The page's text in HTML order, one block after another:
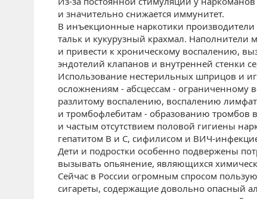
и значительно снижается иммунитет.
В инъекционные наркотики
тальк и кукурузный крахмал. Наполнители
и привести к хроническому воспалению,
эндотелий клапанов и внутренней стенки
Использование нестерильных шприцов и
осложнениям - абсцессам - ограниченному
разлитому воспалению, воспалению
и тромбофлебитам - образованию
и частым отсутствием половой гигиены
гепатитом В и С, сифилисом и ВИЧ-
Дети и подростки особенно подвержены
вызывать опьянение, являющихся
Сейчас в России огромным спросом
сигареты, содержащие довольно опасный